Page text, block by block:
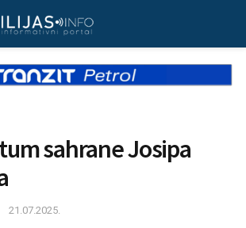
sahrane Josipa
21.07.2025.